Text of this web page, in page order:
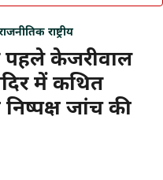
राष्ट्रीय
पहले केजरीवाल
में कथित
जांच की